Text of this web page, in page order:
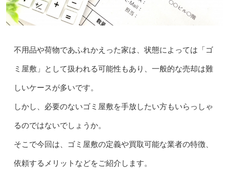
不用品や荷物であふれかえった家は、状態によっては「ゴ
ミ屋敷」として扱われる可能性もあり、一般的な売却は難
しいケースが多いです。
しかし、必要のないゴミ屋敷を手放したい方もいらっしゃ
るのではないでしょうか。
そこで今回は、ゴミ屋敷の定義や買取可能な業者の特徴、
依頼するメリットなどをご紹介します。